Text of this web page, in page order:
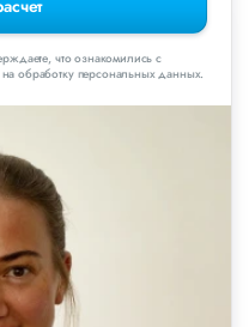
что ознакомились с
обработку персональных данных.